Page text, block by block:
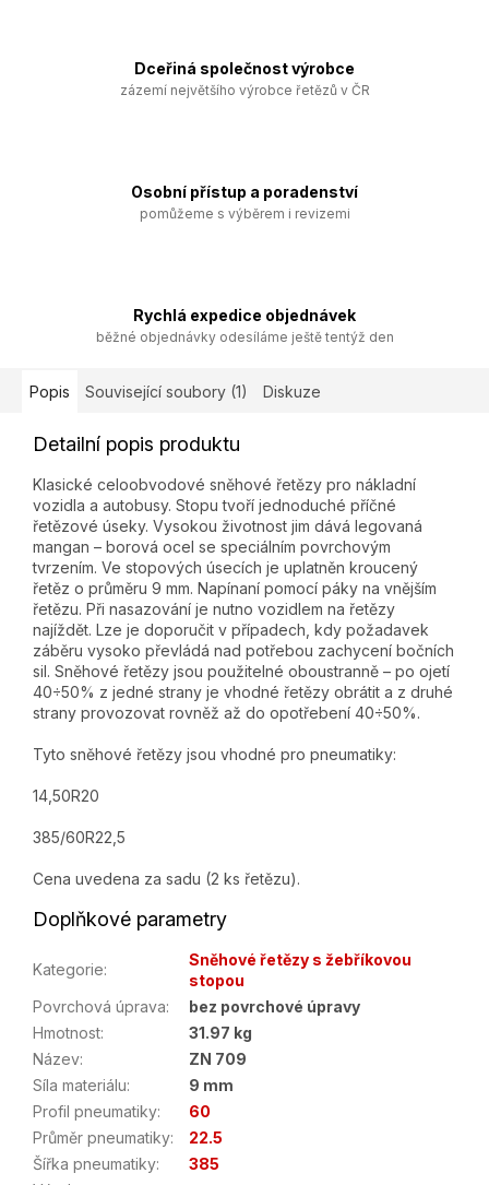
Dceřiná společnost výrobce
zázemí největšího výrobce řetězů v ČR
Osobní přístup a poradenství
pomůžeme s výběrem i revizemi
Rychlá expedice objednávek
běžné objednávky odesíláme ještě tentýž den
Popis Související soubory (1) Diskuze
Detailní popis produktu
Klasické celoobvodové sněhové řetězy pro nákladní
vozidla a autobusy. Stopu tvoří jednoduché příčné
řetězové úseky. Vysokou životnost jim dává legovaná
mangan – borová ocel se speciálním povrchovým
tvrzením. Ve stopových úsecích je uplatněn kroucený
řetěz o průměru 9 mm. Napínaní pomocí páky na vnějším
řetězu. Při nasazování je nutno vozidlem na řetězy
najíždět. Lze je doporučit v případech, kdy požadavek
záběru vysoko převládá nad potřebou zachycení bočních
sil. Sněhové řetězy jsou použitelné oboustranně – po ojetí
40÷50% z jedné strany je vhodné řetězy obrátit a z druhé
strany provozovat rovněž až do opotřebení 40÷50%.
Tyto sněhové řetězy jsou vhodné pro pneumatiky:
14,50R20
385/60R22,5
Cena uvedena za sadu (2 ks řetězu).
Doplňkové parametry
Kategorie:
Sněhové řetězy s žebříkovou
stopou
Povrchová úprava:
bez povrchové úpravy
Hmotnost:
31.97 kg
Název:
ZN 709
Síla materiálu:
9 mm
Profil pneumatiky:
60
Průměr pneumatiky:
22.5
Šířka pneumatiky:
385